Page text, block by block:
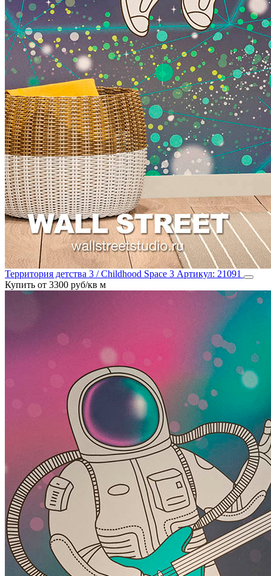
Территория детства 3 / Childhood Space 3 Артикул: 21091
Купить от 3300 руб/кв м